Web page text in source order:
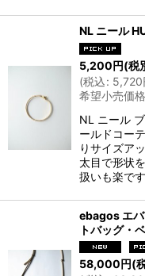
NL ニール
5,200円(税
(税込: 5,720
希望小売価格
NL ニール
ールドコー
りサイズア
太目で形状
扱いも楽で
ebagos エ
トバッグ・
58,000円(